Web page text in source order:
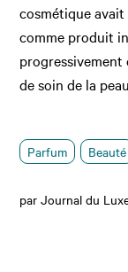
cosmétique
comme produit
progressivement
de soin de la
Parfum Beauté
par Journal du